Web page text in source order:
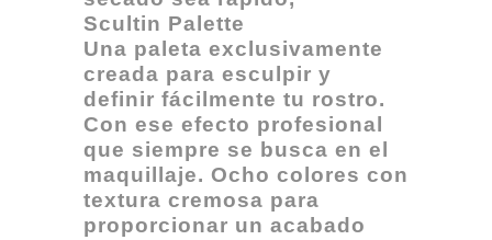
Scultin Palette
Una paleta exclusivamente
creada para esculpir y
definir fácilmente tu rostro.
Con ese efecto profesional
que siempre se busca en el
maquillaje. Ocho colores con
textura cremosa para
proporcionar un acabado